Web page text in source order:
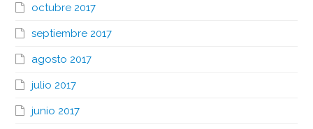
octubre 2017
septiembre 2017
agosto 2017
julio 2017
junio 2017